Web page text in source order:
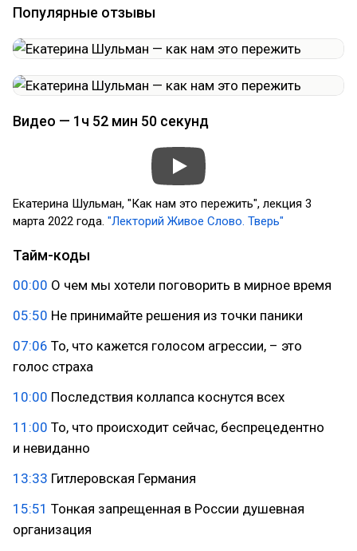
Популярные отзывы
Видео — 1ч 52 мин 50 секунд
Екатерина Шульман, "Как нам это пережить", лекция 3
марта 2022 года. "Лекторий Живое Слово. Тверь"
Тайм-коды
00:00 О чем мы хотели поговорить в мирное время
05:50 Не принимайте решения из точки паники
07:06 То, что кажется голосом агрессии, – это
голос страха
10:00 Последствия коллапса коснутся всех
11:00 То, что происходит сейчас, беспрецедентно
и невиданно
13:33 Гитлеровская Германия
15:51 Тонкая запрещенная в России душевная
организация